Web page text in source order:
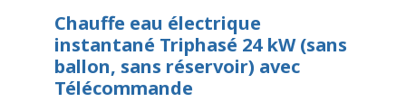
Chauffe eau électrique
instantané Triphasé 24 kW (sans
ballon, sans réservoir) avec
Télécommande